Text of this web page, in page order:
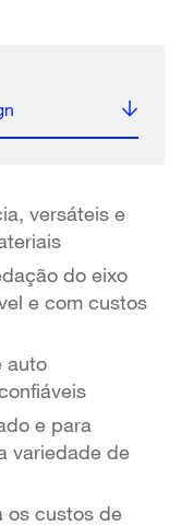
versáteis e
do eixo
e com custos
auto
e para
variedade de
os custos de